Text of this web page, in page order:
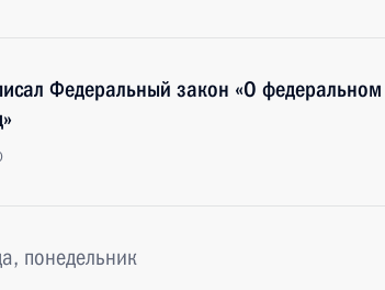
Федеральный закон «О федеральном
понедельник